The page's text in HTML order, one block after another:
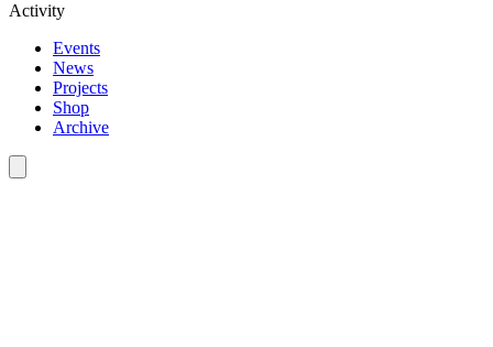
Activity
Events
News
Projects
Shop
Archive